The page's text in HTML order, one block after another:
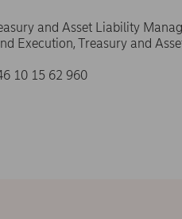
and Asset Liability
Execution, Treasury and
10 15 62 960